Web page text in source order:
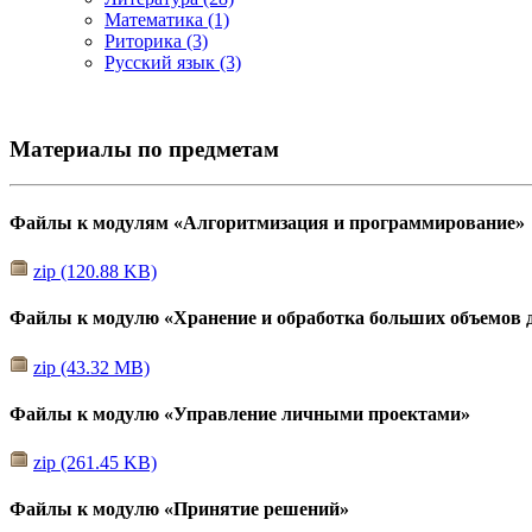
Математика (1)
Риторика (3)
Русский язык (3)
Материалы по предметам
Файлы к модулям «Алгоритмизация и программирование»
zip (120.88 KB)
Файлы к модулю «Хранение и обработка больших объемов
zip (43.32 MB)
Файлы к модулю «Управление личными проектами»
zip (261.45 KB)
Файлы к модулю «Принятие решений»